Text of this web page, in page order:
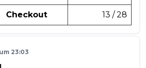
Checkout 13 / 28
23:03